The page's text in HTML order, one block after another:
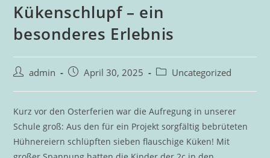
Kükenschlupf – ein
besonderes Erlebnis
Beitrags-
admin
BeitragApril 30, 2025
Beitrags-
Uncategorized
Kurz vor den Osterferien war die Aufregung in unserer
Schule groß: Aus den für ein Projekt sorgfältig bebrüteten
Hühnereiern schlüpften sieben flauschige Küken! Mit